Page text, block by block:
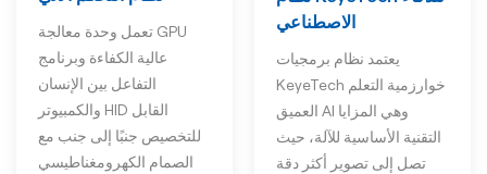
تعمل وحدة معالجة GPU
عالية الكفاءة وبرنامج
التفاعل بين الإنسان
والكمبيوتر HID القابل
للتخصيص جنبًا إلى جنب مع
الصمام الكهرومغناطيسي
الاصطناعي
يعتمد نظام برمجيات
KeyeTech خوارزمية التعلم
العميق AI وهي المزايا
التقنية الأساسية للآلة، حيث
تصل إلى تصوير أكثر دقة